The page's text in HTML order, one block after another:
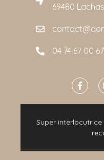
69480
04 74 67 00 67
Super